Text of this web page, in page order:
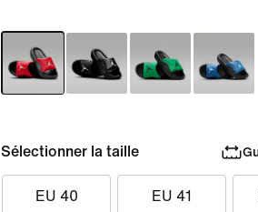
Sélectionner la taille
EU 40 EU 41